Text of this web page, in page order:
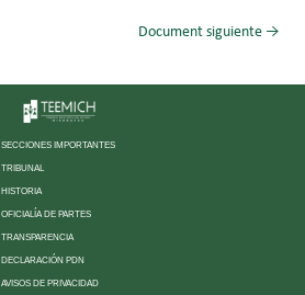
Document siguiente →
SECCIONES IMPORTANTES
TRIBUNAL
HISTORIA
OFICIALÍA DE PARTES
TRANSPARENCIA
DECLARACIÓN PDN
AVISOS DE PRIVACIDAD